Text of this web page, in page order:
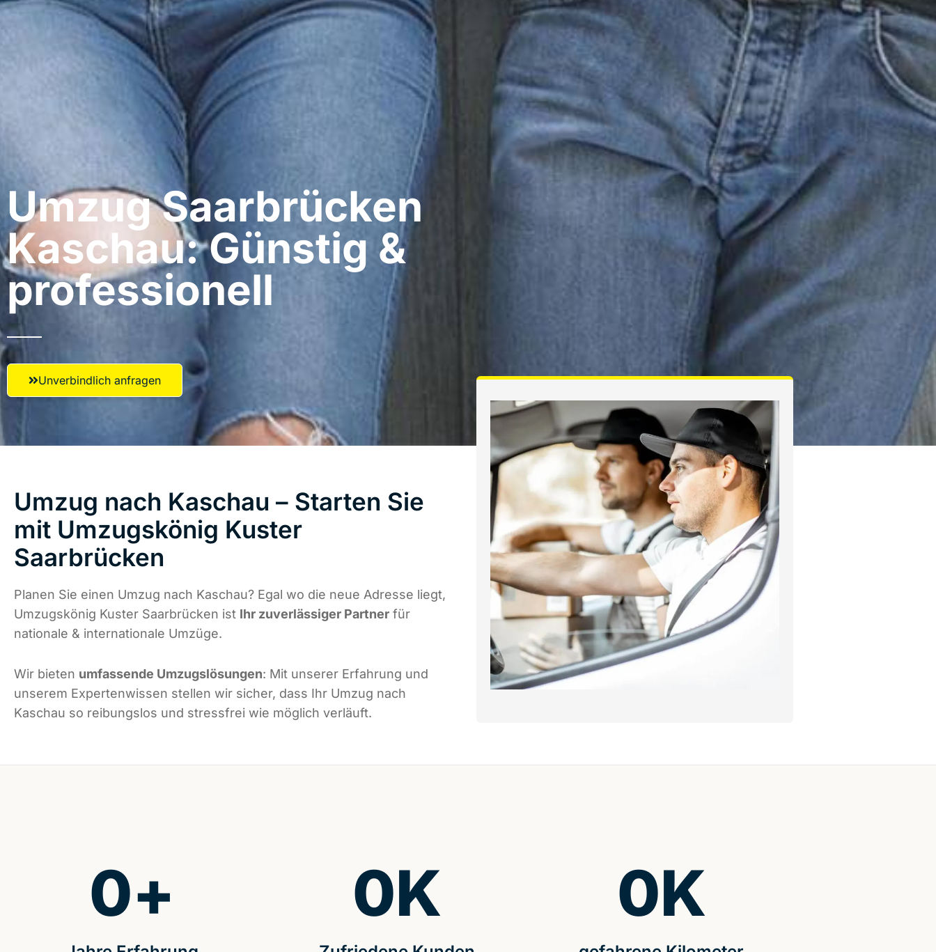
Umzug Saarbrücken​
Kaschau: Günstig &
professionell​
Unverbindlich anfragen
Umzug nach Kaschau – Starten Sie
mit Umzugskönig Kuster
Saarbrücken
Planen Sie einen Umzug nach Kaschau? Egal wo die neue Adresse liegt,
Umzugskönig Kuster Saarbrücken ist Ihr zuverlässiger Partner für
nationale & internationale Umzüge.
Wir bieten umfassende Umzugslösungen: Mit unserer Erfahrung und
unserem Expertenwissen stellen wir sicher, dass Ihr Umzug nach
Kaschau so reibungslos und stressfrei wie möglich verläuft.
0+ 0K 0K